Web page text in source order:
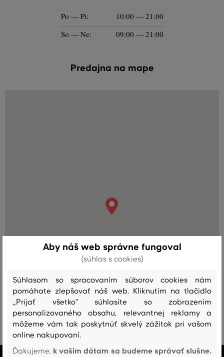
Po — Pi:
10:00 — 21:00
So — Ne:
09:00 — 21:00
Predajna na mape
Aby náš web správne fungoval
(súhlas s cookies)
Súhlasom so spracovaním súborov cookies nám
pomáhate zlepšovať náš web. Kliknutím na tlačidlo
„Prijať všetko" súhlasíte so zobrazením
personalizovaného obsahu, relevantnej reklamy a
môžeme vám tak poskytnúť skvelý zážitok pri vašom
online nakupovaní.
Ďakujeme, k vašim dátam sa budeme správať slušne.